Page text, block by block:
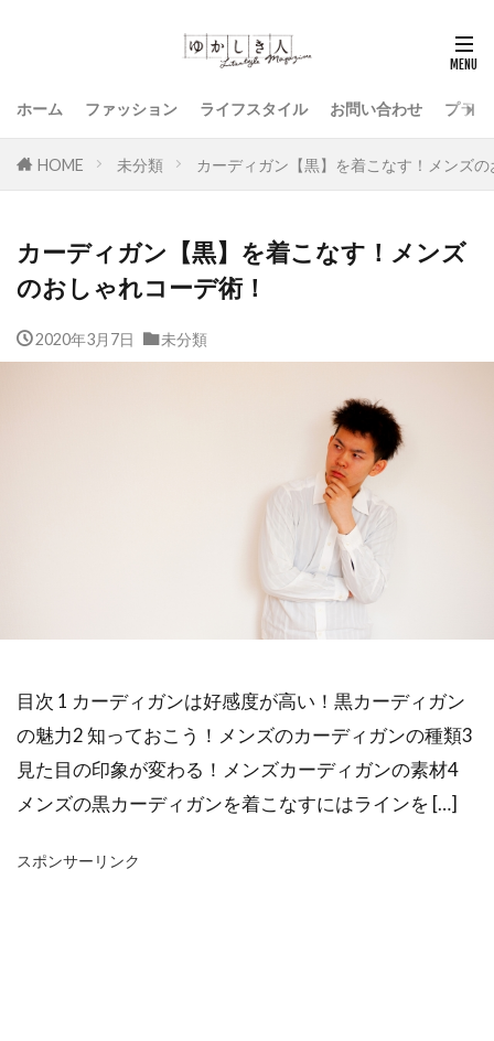
ホーム ファッション ライフスタイル お問い合わせ プラ
HOME 未分類 カーディガン【黒】を着こなす！メンズ
カーディガン【黒】を着こなす！メンズ
のおしゃれコーデ術！
2020年3月7日 未分類
目次 1 カーディガンは好感度が高い！黒カーディガン
の魅力2 知っておこう！メンズのカーディガンの種類3
見た目の印象が変わる！メンズカーディガンの素材4
メンズの黒カーディガンを着こなすにはラインを […]
スポンサーリンク